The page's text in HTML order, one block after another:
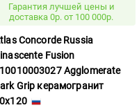
Гарантия лучшей цены и
доставка 0р. от 100 000р.
Concorde Russia
Fusion
Agglomerate
Grip керамогранит